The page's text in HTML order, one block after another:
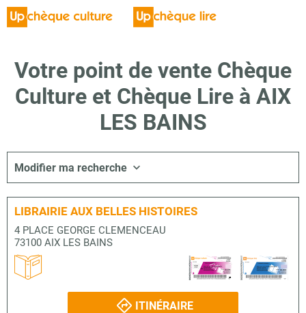
Votre point de vente Chèque
Culture et Chèque Lire à AIX
LES BAINS
Modifier ma recherche
LIBRAIRIE AUX BELLES HISTOIRES
4 PLACE GEORGE CLEMENCEAU
73100 AIX LES BAINS
ITINÉRAIRE